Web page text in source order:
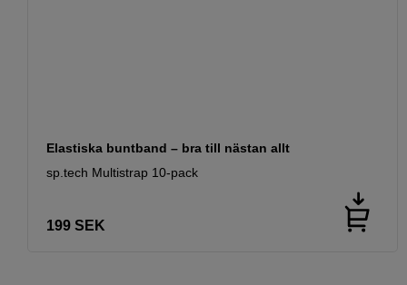
Elastiska buntband – bra till nästan allt
sp.tech Multistrap 10-pack
199 SEK